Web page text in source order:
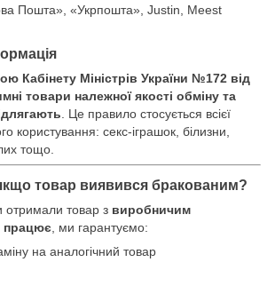
Пошта», «Укрпошта», Justin, Meest
Кабінету Міністрів України №172 від
товари належної якості обміну та
. Це правило стосується всієї
користування: секс-іграшок, білизни,
тощо.
товар виявився бракованим?
отримали товар з виробничим
працює , ми гарантуємо:
на аналогічний товар